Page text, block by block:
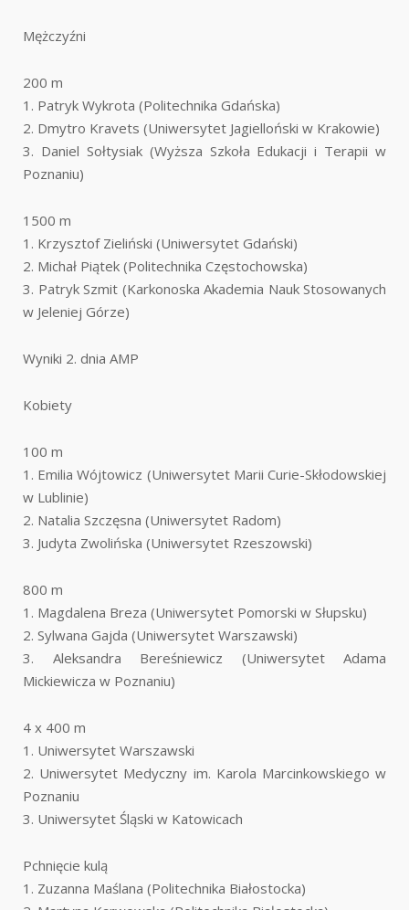
Mężczyźni
200 m
1. Patryk Wykrota (Politechnika Gdańska)
2. Dmytro Kravets (Uniwersytet Jagielloński w Krakowie)
3. Daniel Sołtysiak (Wyższa Szkoła Edukacji i Terapii w
Poznaniu)
1500 m
1. Krzysztof Zieliński (Uniwersytet Gdański)
2. Michał Piątek (Politechnika Częstochowska)
3. Patryk Szmit (Karkonoska Akademia Nauk Stosowanych
w Jeleniej Górze)
Wyniki 2. dnia AMP
Kobiety
100 m
1. Emilia Wójtowicz (Uniwersytet Marii Curie-Skłodowskiej
w Lublinie)
2. Natalia Szczęsna (Uniwersytet Radom)
3. Judyta Zwolińska (Uniwersytet Rzeszowski)
800 m
1. Magdalena Breza (Uniwersytet Pomorski w Słupsku)
2. Sylwana Gajda (Uniwersytet Warszawski)
3. Aleksandra Bereśniewicz (Uniwersytet Adama
Mickiewicza w Poznaniu)
4 x 400 m
1. Uniwersytet Warszawski
2. Uniwersytet Medyczny im. Karola Marcinkowskiego w
Poznaniu
3. Uniwersytet Śląski w Katowicach
Pchnięcie kulą
1. Zuzanna Maślana (Politechnika Białostocka)